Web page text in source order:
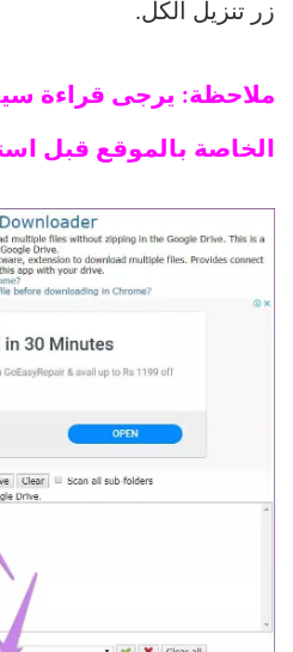
زر تنزيل الكل.
ملاحظة: يرجى قراءة
الخاصة بالموقع قبل